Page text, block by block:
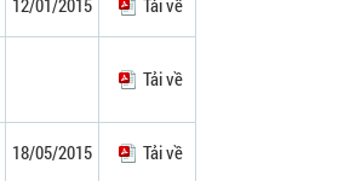
12/01/2015 Tải về
Tải về
18/05/2015 Tải về